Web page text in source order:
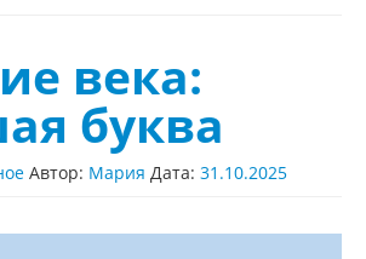
века:
буква
Автор: Мария Дата: 31.10.2025